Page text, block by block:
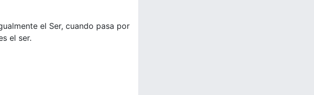
el Ser, cuando pasa por
el ser.